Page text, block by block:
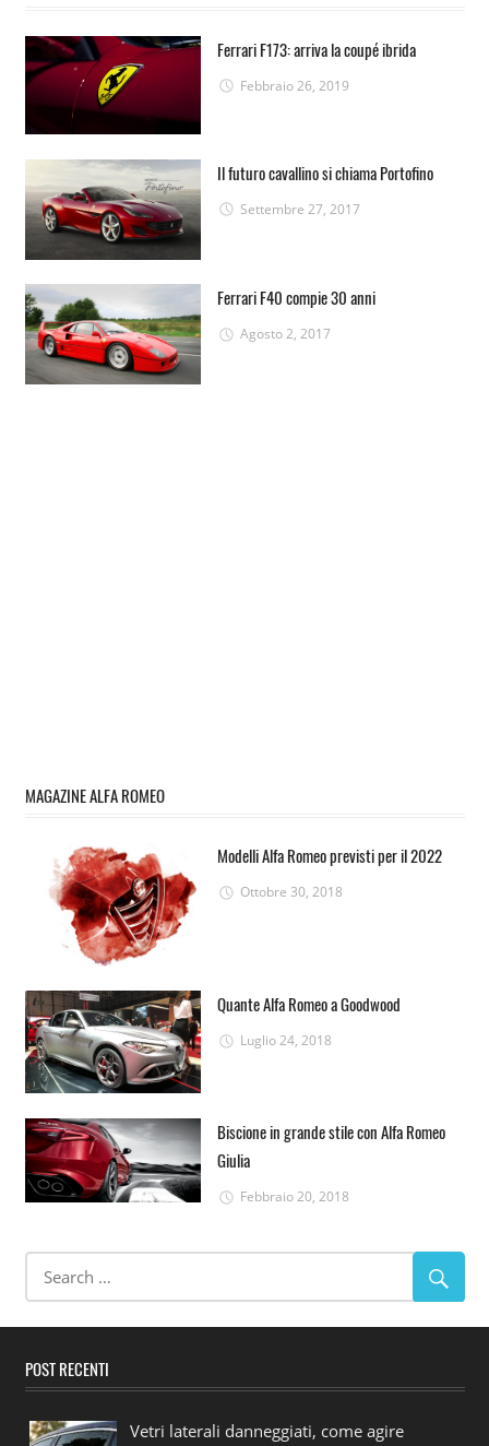
Ferrari F173: arriva la coupé ibrida
Febbraio 26, 2019
Il futuro cavallino si chiama Portofino
Settembre 27, 2017
Ferrari F40 compie 30 anni
Agosto 2, 2017
MAGAZINE ALFA ROMEO
Modelli Alfa Romeo previsti per il 2022
Ottobre 30, 2018
Quante Alfa Romeo a Goodwood
Luglio 24, 2018
Biscione in grande stile con Alfa Romeo
Giulia
Febbraio 20, 2018
POST RECENTI
Vetri laterali danneggiati, come agire